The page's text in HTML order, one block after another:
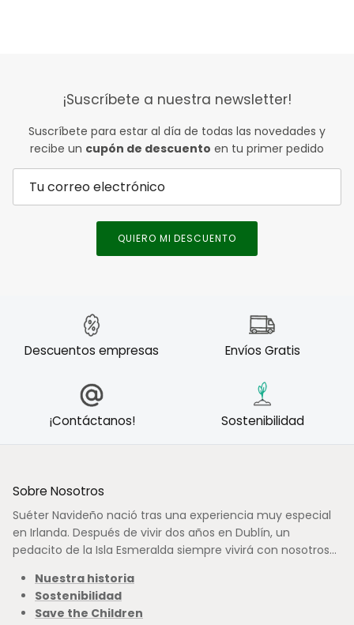
¡Suscríbete a nuestra newsletter!
Suscríbete para estar al día de todas las novedades y
recibe un cupón de descuento en tu primer pedido
QUIERO MI DESCUENTO
Descuentos empresas Envíos Gratis
¡Contáctanos! Sostenibilidad
Sobre Nosotros
Suéter Navideño nació tras una experiencia muy especial
en Irlanda. Después de vivir dos años en Dublín, un
pedacito de la Isla Esmeralda siempre vivirá con nosotros...
Nuestra historia
Sostenibilidad
Save the Children